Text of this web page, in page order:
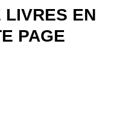
LIVRES EN
PAGE